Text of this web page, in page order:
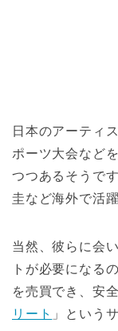
日本のアーティ
ポーツ大会など
つつあるそうで
圭など海外で活
当然、彼らに会
トが必要になる
を売買でき、安
リート 」という